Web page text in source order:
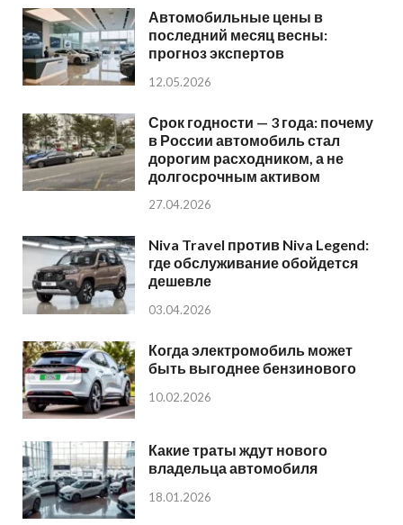
Автомобильные цены в
последний месяц весны:
прогноз экспертов
12.05.2026
Срок годности — 3 года: почему
в России автомобиль стал
дорогим расходником, а не
долгосрочным активом
27.04.2026
Niva Travel против Niva Legend:
где обслуживание обойдется
дешевле
03.04.2026
Когда электромобиль может
быть выгоднее бензинового
10.02.2026
Какие траты ждут нового
владельца автомобиля
18.01.2026